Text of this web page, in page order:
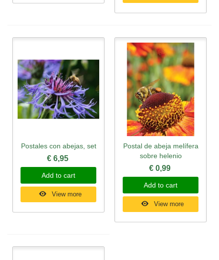
Postales con abejas, set
€ 6,95
Add to cart
View more
Postal de abeja melífera
sobre helenio
€ 0,99
Add to cart
View more